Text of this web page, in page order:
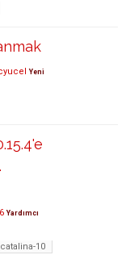
Yeni
Yardımcı
10